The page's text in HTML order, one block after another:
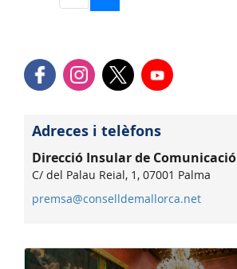
Adreces i telèfons
Direcció Insular de Comunicació
C/ del Palau Reial, 1, 07001 Palma
premsa@conselldemallorca.net